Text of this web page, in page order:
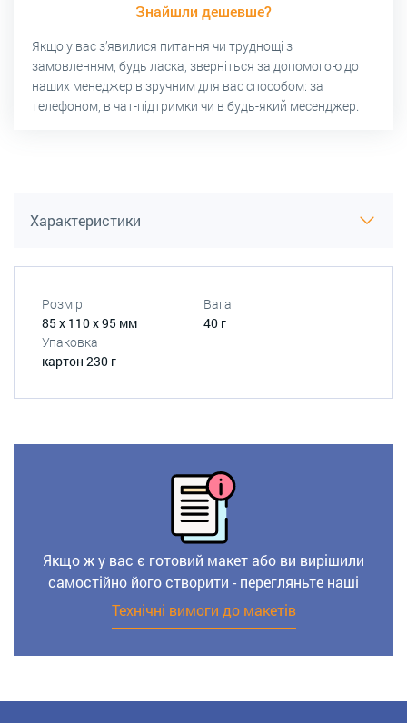
Знайшли дешевше?
Якщо у вас з’явилися питання чи труднощі з
замовленням, будь ласка, зверніться за допомогою до
наших менеджерів зручним для вас способом: за
телефоном, в чат-підтримки чи в будь-який месенджер.
Характеристики
Розмір
85 х 110 х 95 мм
Вага
40 г
Упаковка
картон 230 г
Якщо ж у вас є готовий макет або ви вирішили
самостійно його створити - перегляньте наші
Технічні вимоги до макетів